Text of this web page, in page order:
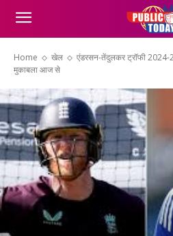
Home खेल
एंडरसन-तेंदुलकर ट्रॉफी 2024-
मुकाबला आज से